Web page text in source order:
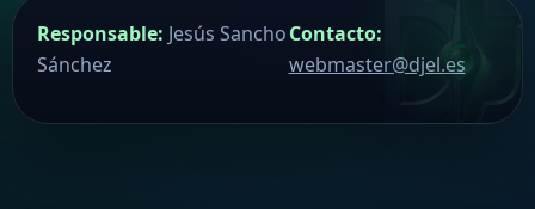
Responsable: Jesús Sancho
Sánchez
Contacto:
webmaster@djel.es